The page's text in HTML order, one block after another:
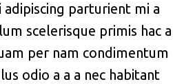
adipiscing parturient mi a
scelerisque primis hac a
per nam condimentum
odio a a a nec habitant